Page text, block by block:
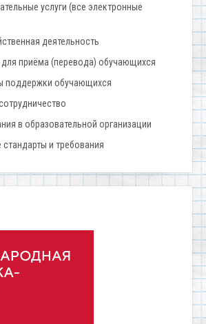
услуги (все электронные
деятельность
для приёма (перевода) обучающихся
поддержки обучающихся
в образовательной организации
и требования